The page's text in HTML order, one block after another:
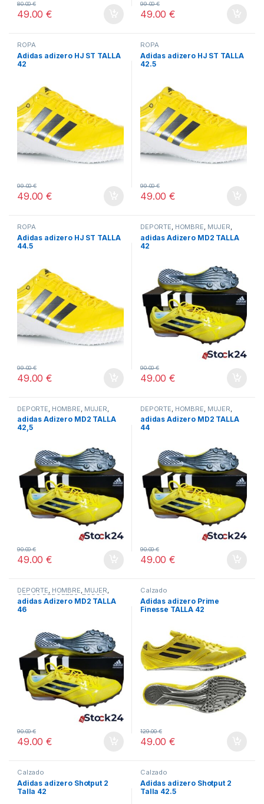
49.00€
80.00€
49.00€
99.00€
ROPA
Adidas adizero HJ ST TALLA
42
49.00€
99.00€
ROPA
Adidas adizero HJ ST TALLA
42.5
49.00€
99.00€
ROPA
Adidas adizero HJ ST TALLA
44.5
49.00€
99.00€
DEPORTE, HOMBRE, MUJER,
OTROS DEPORTES,TODOS
adidas Adizero MD2 TALLA
42
49.00€
90.00€
DEPORTE HOMBRE MUJER
OTROS DEPORTES,TODOS
adidas Adizero MD2 TALLA
42,5
49.00€
90.00€
DEPORTE HOMBRE MUJER
OTROS DEPORTES,TODOS
adidas Adizero MD2 TALLA
44
49.00€
90.00€
DEPORTE, HOMBRE, MUJER,
OTROS DEPORTES,TODOS
adidas Adizero MD2 TALLA
46
49.00€
90.00€
Calzado
Adidas adizero Prime
Finesse TALLA 42
49.00€
129.00€
Calzado
Adidas adizero Shotput 2
Talla 42
Calzado
Adidas adizero Shotput 2
Talla 42.5